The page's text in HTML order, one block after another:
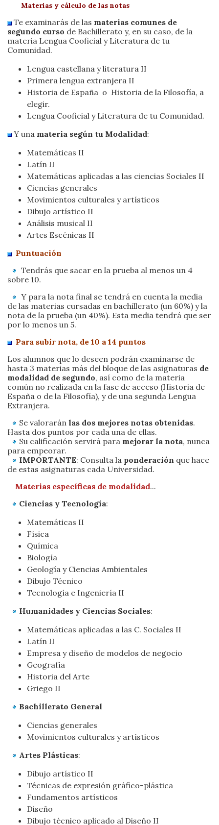
Materias y cálculo de las notas
Te examinarás de las materias comunes de
segundo curso de Bachillerato y, en su caso, de la
materia Lengua Cooficial y Literatura de tu
Comunidad.
Lengua castellana y literatura II
Primera lengua extranjera II
Historia de España o Historia de la Filosofía, a
elegir.
Lengua Cooficial y Literatura de tu Comunidad.
Y una materia según tu Modalidad:
Matemáticas II
Latín II
Matemáticas aplicadas a las ciencias Sociales II
Ciencias generales
Movimientos culturales y artísticos
Dibujo artístico II
Análisis musical II
Artes Escénicas II
Puntuación
Tendrás que sacar en la prueba al menos un 4
sobre 10.
Y para la nota final se tendrá en cuenta la media
de las materias cursadas en bachillerato (un 60%) y la
nota de la prueba (un 40%). Esta media tendrá que ser
por lo menos un 5.
Para subir nota, de 10 a 14 puntos
Los alumnos que lo deseen podrán examinarse de
hasta 3 materias más del bloque de las asignaturas de
modalidad de segundo, así como de la materia
común no realizada en la fase de acceso (Historia de
España o de la Filosofía), y de una segunda Lengua
Extranjera.
Se valorarán las dos mejores notas obtenidas.
Hasta dos puntos por cada una de ellas.
Su calificación servirá para mejorar la nota, nunca
para empeorar.
IMPORTANTE: Consulta la ponderación que hace
de estas asignaturas cada Universidad.
Materias específicas de modalidad...
Ciencias y Tecnología:
Matemáticas II
Física
Química
Biología
Geología y Ciencias Ambientales
Dibujo Técnico
Tecnología e Ingeniería II
Humanidades y Ciencias Sociales:
Matemáticas aplicadas a las C. Sociales II
Latín II
Empresa y diseño de modelos de negocio
Geografía
Historia del Arte
Griego II
Bachillerato General
Ciencias generales
Movimientos culturales y artísticos
Artes Plásticas:
Dibujo artístico II
Técnicas de expresión gráfico-plástica
Fundamentos artísticos
Diseño
Dibujo técnico aplicado al Diseño II